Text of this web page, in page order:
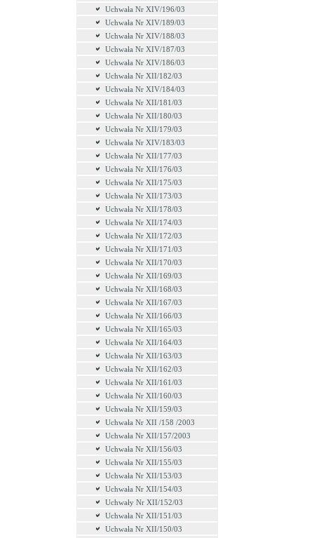
Uchwała Nr XIV/196/03
Uchwała Nr XIV/189/03
Uchwała Nr XIV/188/03
Uchwała Nr XIV/187/03
Uchwała Nr XIV/186/03
Uchwała Nr XII/182/03
Uchwała Nr XIV/184/03
Uchwała Nr XII/181/03
Uchwała Nr XII/180/03
Uchwała Nr XII/179/03
Uchwała Nr XIV/183/03
Uchwała Nr XII/177/03
Uchwała Nr XII/176/03
Uchwała Nr XII/175/03
Uchwała Nr XII/173/03
Uchwała Nr XII/178/03
Uchwała Nr XII/174/03
Uchwała Nr XII/172/03
Uchwała Nr XII/171/03
Uchwała Nr XII/170/03
Uchwała Nr XII/169/03
Uchwała Nr XII/168/03
Uchwała Nr XII/167/03
Uchwała Nr XII/166/03
Uchwała Nr XII/165/03
Uchwała Nr XII/164/03
Uchwała Nr XII/163/03
Uchwała Nr XII/162/03
Uchwała Nr XII/161/03
Uchwała Nr XII/160/03
Uchwała Nr XII/159/03
Uchwała Nr XII /158 /2003
Uchwała Nr XII/157/2003
Uchwała Nr XII/156/03
Uchwała Nr XII/155/03
Uchwała Nr XII/153/03
Uchwała Nr XII/154/03
Uchwały Nr XII/152/03
Uchwała Nr XII/151/03
Uchwała Nr XII/150/03